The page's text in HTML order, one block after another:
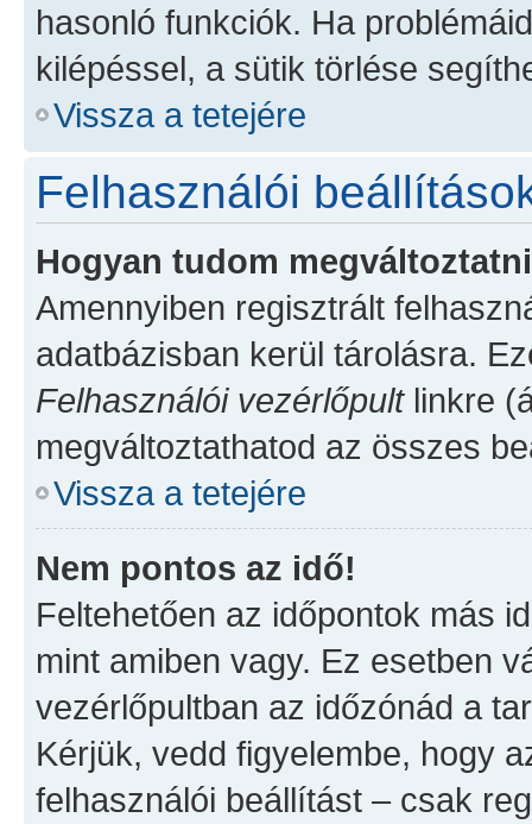
hasonló funkciók. Ha
kilépéssel, a sütik törlése
Vissza a tetejére
Felhasználói
Hogyan tudom
Amennyiben regisztrált
adatbázisban kerül tárolásra.
Felhasználói vezérlőpultlinkre
megváltoztathatod az összes
Vissza a tetejére
Nem pontos az idő!
Feltehetően az időpontok más
mint amiben vagy. Ez esetben
vezérlőpultban az időzónád a
Kérjük, vedd figyelembe, hogy
felhasználói beállítást – csak